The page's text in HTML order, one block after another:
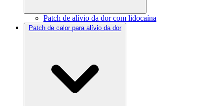
Patch de alívio da dor com lidocaína
Patch de calor para alívio da dor